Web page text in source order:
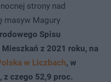
strony nad
masyw Magury
Spisu
z 2021 roku, na
w Liczbach, w
z czego 52,9 proc.